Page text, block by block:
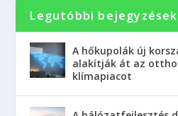
Legutóbbi bejegyzések
A hőkupolák új
alakítják át az
klímapiacot